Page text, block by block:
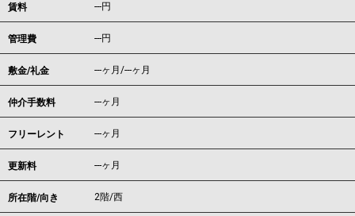
賃料 ---円
管理費 ---円
敷金/礼金 ---ヶ月/---ヶ月
仲介手数料 ---ヶ月
フリーレント ---ヶ月
更新料 ---ヶ月
所在階/向き 2階/西